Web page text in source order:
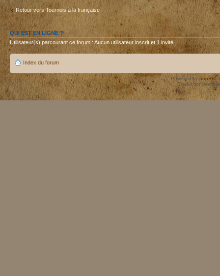
Retour vers Tournois à la française
QUI EST EN LIGNE ?
Utilisateur(s) parcourant ce forum : Aucun utilisateur inscrit et 1 invité
Index du forum
Powered by phpBB©
Traduction